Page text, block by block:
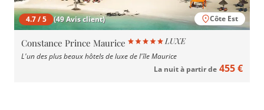
4.7 / 5 (49 Avis client) Côte Est
Constance Prince Maurice
L'un des plus beaux hôtels de luxe de l'île Maurice
La nuit à partir de 455 €